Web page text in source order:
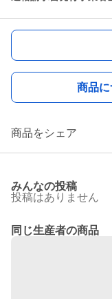
商品
商品をシェア
みんなの投稿
投稿はありません
同じ生産者の商品